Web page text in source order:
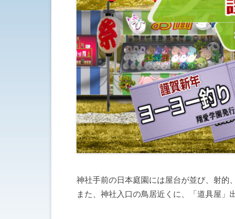
神社手前の日本庭園には屋台が並び、射的
また、神社入口の鳥居近くに、「道具屋」